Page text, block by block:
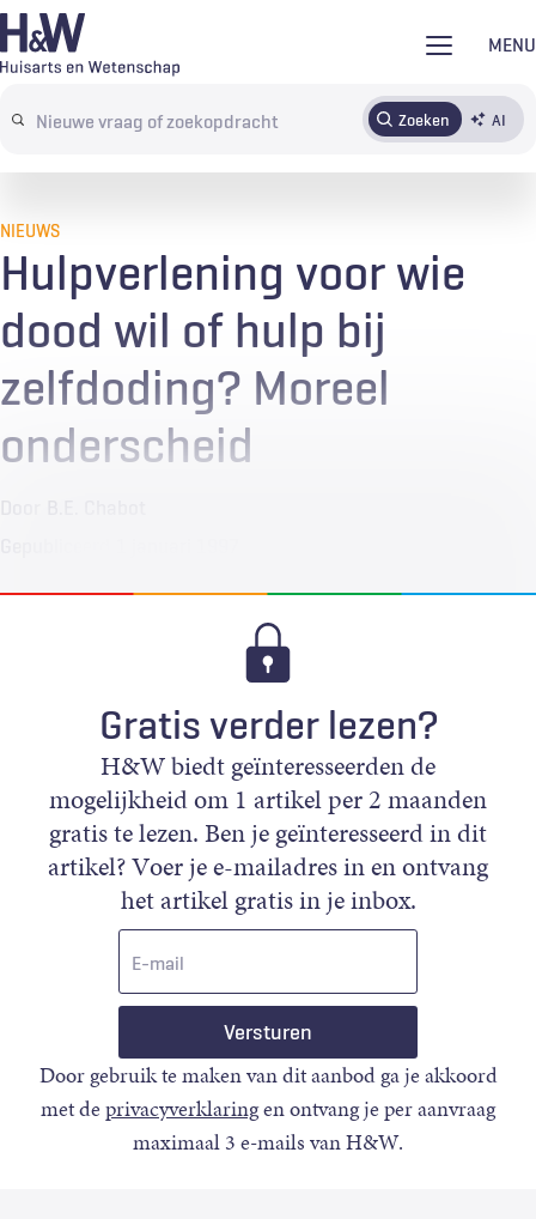
Overslaan
en
de
MENU
Search
terms
Zoeken AI
AbonnerenTijdschrift Inloggen
NIEUWS
Hulpverlening voor wie
dood wil of hulp bij
zelfdoding? Moreel
onderscheid
Gratis verder lezen?
H&W biedt geïnteresseerden de
mogelijkheid om 1 artikel per 2 maanden
gratis te lezen. Ben je geïnteresseerd in dit
artikel? Voer je e-mailadres in en ontvang
het artikel gratis in je inbox.
Door gebruik te maken van dit aanbod ga je akkoord
met deprivacyverklaringen ontvang je per aanvraag
maximaal 3 e-mails van H&W.